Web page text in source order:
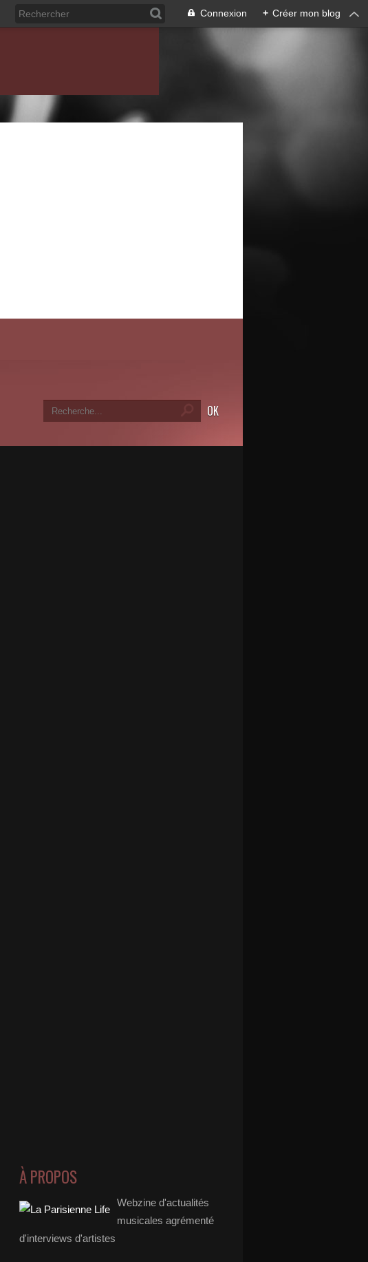
Connexion + Créer mon blog
À PROPOS
Webzine d'actualités
musicales agrémenté
d'interviews d'artistes